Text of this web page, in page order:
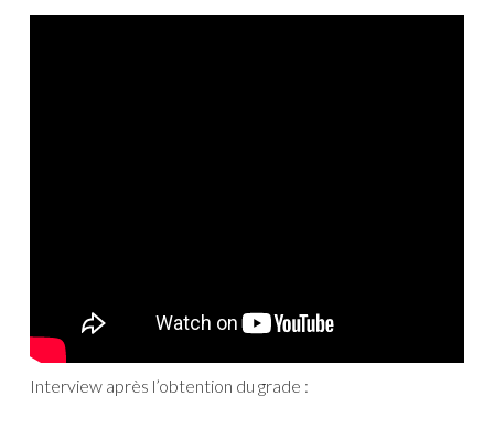
Interview après l’obtention du grade :